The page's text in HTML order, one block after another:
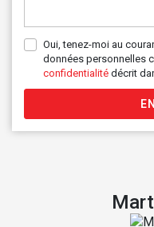
Oui, tenez-moi au
données personnelles
confidentialité décrit